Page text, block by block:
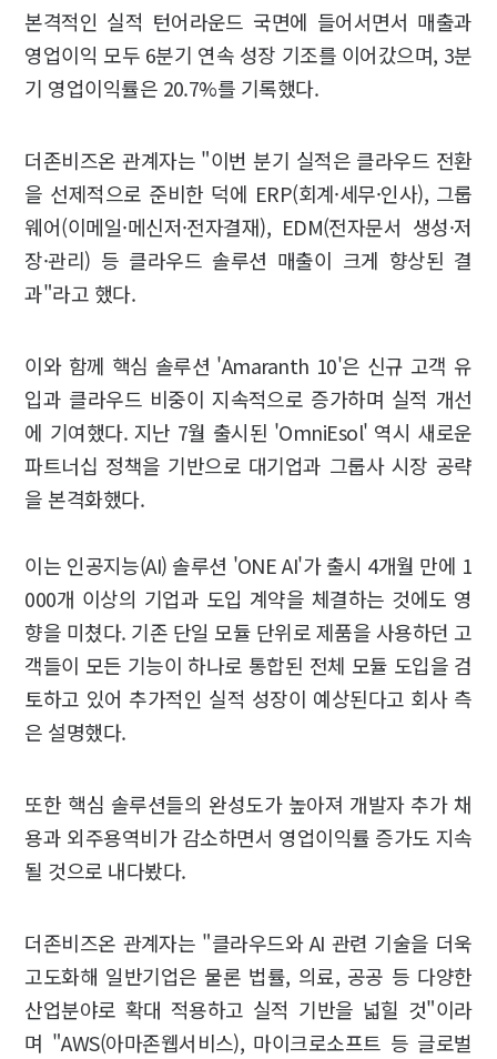
본격적인 실적 턴어라운드 국면에 들어서면서 매출과
영업이익 모두 6분기 연속 성장 기조를 이어갔으며, 3분
기 영업이익률은 20.7%를 기록했다.
더존비즈온 관계자는 "이번 분기 실적은 클라우드 전환
을 선제적으로 준비한 덕에 ERP(회계·세무·인사), 그룹
웨어(이메일·메신저·전자결재), EDM(전자문서 생성·저
장·관리) 등 클라우드 솔루션 매출이 크게 향상된 결
과"라고 했다.
이와 함께 핵심 솔루션 'Amaranth 10'은 신규 고객 유
입과 클라우드 비중이 지속적으로 증가하며 실적 개선
에 기여했다. 지난 7월 출시된 'OmniEsol' 역시 새로운
파트너십 정책을 기반으로 대기업과 그룹사 시장 공략
을 본격화했다.
이는 인공지능(AI) 솔루션 'ONE AI'가 출시 4개월 만에 1
000개 이상의 기업과 도입 계약을 체결하는 것에도 영
향을 미쳤다. 기존 단일 모듈 단위로 제품을 사용하던 고
객들이 모든 기능이 하나로 통합된 전체 모듈 도입을 검
토하고 있어 추가적인 실적 성장이 예상된다고 회사 측
은 설명했다.
또한 핵심 솔루션들의 완성도가 높아져 개발자 추가 채
용과 외주용역비가 감소하면서 영업이익률 증가도 지속
될 것으로 내다봤다.
더존비즈온 관계자는 "클라우드와 AI 관련 기술을 더욱
고도화해 일반기업은 물론 법률, 의료, 공공 등 다양한
산업분야로 확대 적용하고 실적 기반을 넓힐 것"이라
며 "AWS(아마존웹서비스), 마이크로소프트 등 글로벌